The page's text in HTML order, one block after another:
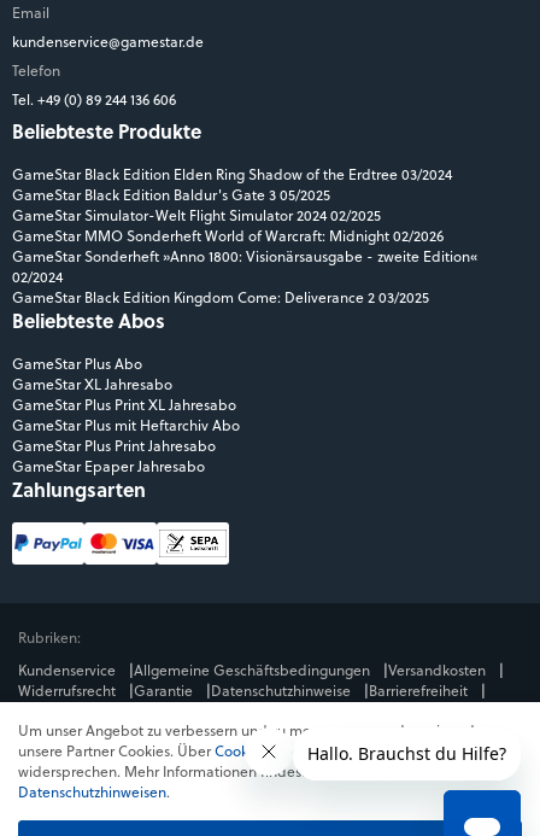
Email
kundenservice@gamestar.de
Telefon
Tel. +49 (0) 89 244 136 606
Beliebteste Produkte
GameStar Black Edition Elden Ring Shadow of the Erdtree 03/2024
GameStar Black Edition Baldur's Gate 3 05/2025
GameStar Simulator-Welt Flight Simulator 2024 02/2025
GameStar MMO Sonderheft World of Warcraft: Midnight 02/2026
GameStar Sonderheft »Anno 1800: Visionärsausgabe - zweite Edition«
02/2024
GameStar Black Edition Kingdom Come: Deliverance 2 03/2025
Beliebteste Abos
GameStar Plus Abo
GameStar XL Jahresabo
GameStar Plus Print XL Jahresabo
GameStar Plus mit Heftarchiv Abo
GameStar Plus Print Jahresabo
GameStar Epaper Jahresabo
Zahlungsarten
Rubriken:
Kundenservice
Allgemeine Geschäftsbedingungen
Versandkosten
Widerrufsrecht
Garantie Datenschutzhinweise
Barrierefreiheit
Mediengruppe:
GameStar
GamePro MeinMMO Get Hero
Jeuxvideo.com
© Webedia - alle Rechte vorbehalten
* Alle Preise enthalten die jeweilige Mehrwertsteuer. Gegebenenfalls fallen
Um unser Angebot zu verbessern und zu messen, verwenden wir und
unsere Partner Cookies. ÜberCookies ablehnenkannst du dem
widersprechen. Mehr Informationen findest du in unseren
Datenschutzhinweisen.